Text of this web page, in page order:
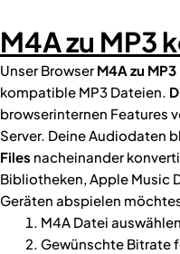
M4A zu MP3
Unser Browser M4A zu
kompatible MP3 Dateien.
browserinternen Features
Server. Deine Audiodaten
Files nacheinander
Bibliotheken, Apple Music
Geräten abspielen
M4A Datei auswählen
Gewünschte Bitrate